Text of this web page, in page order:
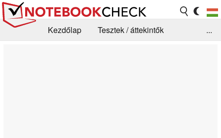
Kezdőlap
Tesztek / áttekintők
...